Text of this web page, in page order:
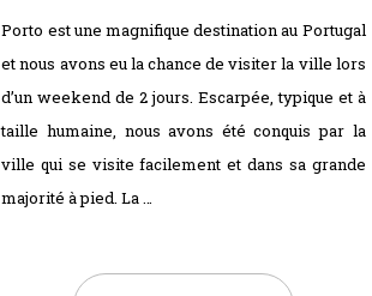
Porto est une magnifique destination au Portugal
et nous avons eu la chance de visiter la ville lors
d’un weekend de 2 jours. Escarpée, typique et à
taille humaine, nous avons été conquis par la
ville qui se visite facilement et dans sa grande
majorité à pied. La …